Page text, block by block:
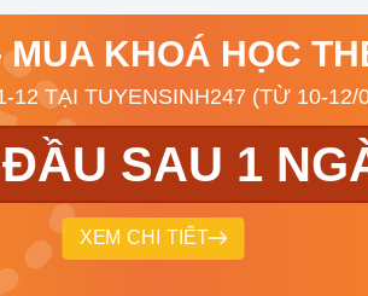
KHOÁ HỌC
12 TẠI TUYENSINH247 (TỪ 10-12/
SAU 1
XEM CHI TIẾT